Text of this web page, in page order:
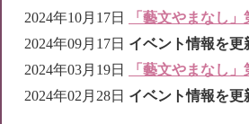
2024年10月17日
「藝文やまなし
2024年09月17日 イベント情報を更
2024年03月19日
「藝文やまなし
2024年02月28日 イベント情報を更